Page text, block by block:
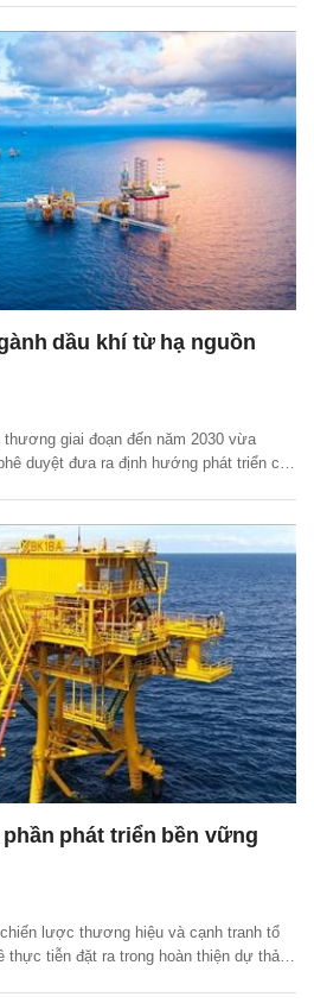
dầu khí từ hạ nguồn
giai đoạn đến năm 2030 vừa
duyệt đưa ra định hướng phát triển cân
phát triển bền vững
lược thương hiệu và cạnh tranh tổ
thực tiễn đặt ra trong hoàn thiện dự thảo